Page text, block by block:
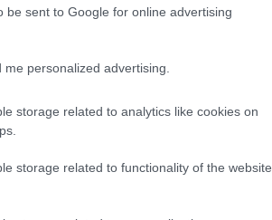
be sent to Google for online advertising
personalized advertising.
storage related to analytics like cookies on
storage related to functionality of the website
18:49